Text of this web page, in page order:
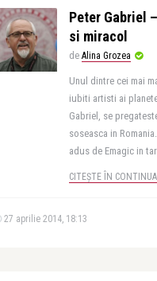
Peter Gabriel
si miracol
de Alina Grozea
Unul dintre cei mai
iubiti artisti ai
Gabriel, se
soseasca in
adus de Emagic in
CITEȘTE ÎN
27 aprilie 2014, 18:13